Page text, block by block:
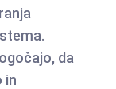
da
in